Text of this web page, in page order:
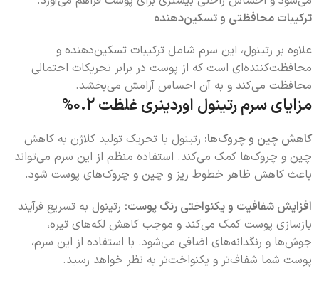
ترکیبات محافظتی و تسکین‌دهنده
علاوه بر رتینول، این سرم شامل ترکیبات تسکین‌دهنده و
محافظت‌کننده‌ای است که از پوست در برابر تحریکات احتمالی
محافظت می‌کند و به آن احساس آرامش می‌بخشد.
مزایای سرم رتینول اوردینری غلظت 0.2%
کاهش چین و چروک‌ها: رتینول با تحریک تولید کلاژن به کاهش
چین و چروک‌ها کمک می‌کند. استفاده منظم از این سرم می‌تواند
باعث کاهش ظاهر خطوط ریز و چین و چروک‌های پوست شود.
افزایش شفافیت و یکنواختی رنگ پوست: رتینول به تسریع فرآیند
بازسازی پوست کمک می‌کند و موجب کاهش لکه‌های تیره،
جوش‌ها و رنگدانه‌های اضافی می‌شود. با استفاده از این سرم،
پوست شما شفاف‌تر و یکنواخت‌تر به نظر خواهد رسید.